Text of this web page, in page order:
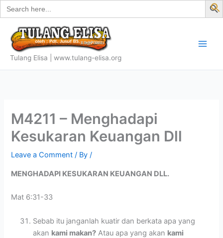
Search
for:
Skip
to
content
Tulang Elisa | www.tulang-elisa.org
M4211 – Menghadapi
Kesukaran Keuangan Dll
Leave a Comment / By/
MENGHADAPI KESUKARAN KEUANGAN DLL.
Mat 6:31-33
Sebab itu janganlah kuatir dan berkata apa yang
akan kami makan? Atau apa yang akan kami